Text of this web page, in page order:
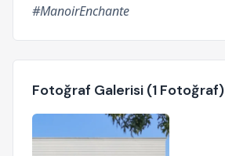
#ManoirEnchante
Fotoğraf Galerisi (1 Fotoğraf)